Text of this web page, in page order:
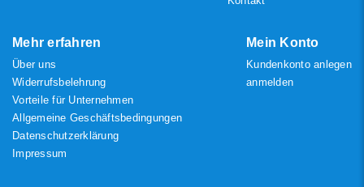
Mehr erfahren
Über uns
Widerrufsbelehrung
Vorteile für Unternehmen
Allgemeine Geschäftsbedingungen
Datenschutzerklärung
Impressum
Mein Konto
Kundenkonto anlegen
anmelden